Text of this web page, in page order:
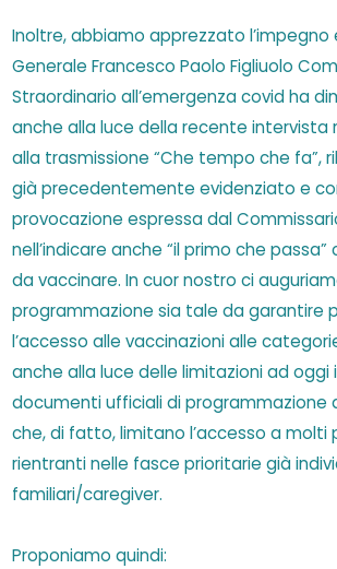
Inoltre, abbiamo apprezzato l’impegno
Generale Francesco Paolo Figliuolo
Straordinario all’emergenza covid ha
anche alla luce della recente intervista
alla trasmissione “Che tempo che fa”,
già precedentemente evidenziato e
provocazione espressa dal
nell’indicare anche “il primo che
da vaccinare. In cuor nostro ci
programmazione sia tale da garantire
l’accesso alle vaccinazioni alle
anche alla luce delle limitazioni ad oggi
documenti ufficiali di programmazione
che, di fatto, limitano l’accesso a molti
rientranti nelle fasce prioritarie già
familiari/caregiver.
Proponiamo quindi: